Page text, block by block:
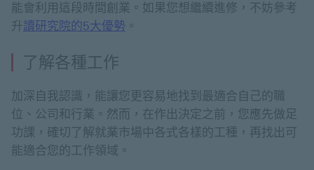
能會利用這段時間創業。如果您想繼續進修，不妨參考
升讀研究院的5大優勢 。
了解各種工作
加深自我認識，能讓您更容易地找到最適合自己的職
位、公司和行業。然而，在作出決定之前，您應先做足
功課，確切了解就業市場中各式各樣的工種，再找出可
能適合您的工作領域。